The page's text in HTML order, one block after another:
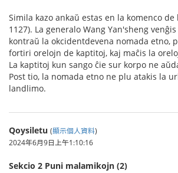
Simila kazo ankaŭ estas en la komenco de
1127). La generalo Wang Yan'sheng
kontraŭ la okcidentdevena nomada etno,
fortiri orelojn de kaptitoj, kaj maĉis la
La kaptitoj kun sango ĉie sur korpo ne
Post tio, la nomada etno ne plu atakis la
landlimo.
Qoysiletu (顯示個人資料)
2024年6月9日上午1:10:16
Sekcio 2 Puni malamikojn (2)